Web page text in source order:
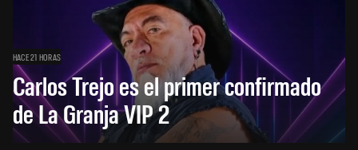
HACE 21 HORAS
Carlos Trejo es el primer confirmado
de La Granja VIP 2